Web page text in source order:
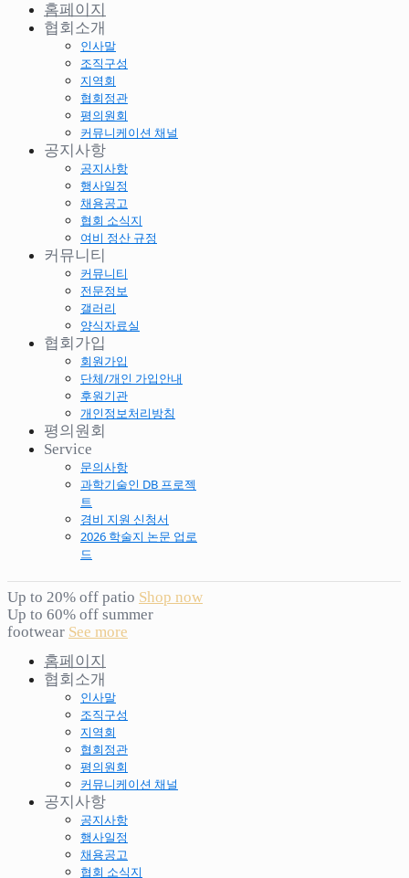
홈페이지
협회소개
인사말
조직구성
지역회
협회정관
평의원회
커뮤니케이션 채널
공지사항
공지사항
행사일정
채용공고
협회 소식지
여비 정산 규정
커뮤니티
커뮤니티
전문정보
갤러리
양식자료실
협회가입
회원가입
단체/개인 가입안내
후원기관
개인정보처리방침
평의원회
Service
문의사항
과학기술인 DB 프로젝
트
경비 지원 신청서
2026 학술지 논문 업로
드
Up to 20% off patio Shop now
Up to 60% off summer
footwear See more
홈페이지
협회소개
인사말
조직구성
지역회
협회정관
평의원회
커뮤니케이션 채널
공지사항
공지사항
행사일정
채용공고
협회 소식지